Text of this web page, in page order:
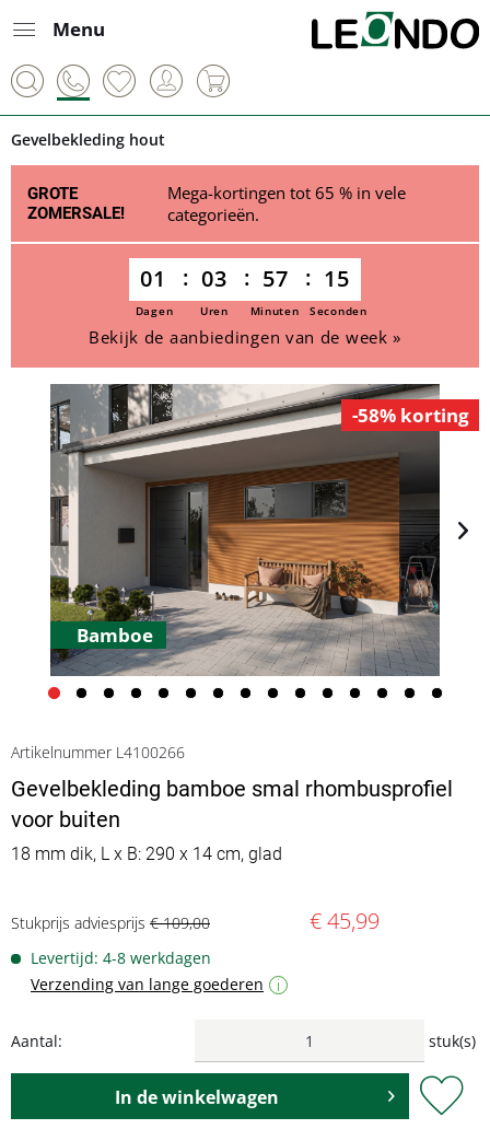
Menu
Gevelbekleding hout
GROTE
ZOMERSALE!
Mega-kortingen tot 65 % in vele
categorieën.
01 03 57 15
Dagen Uren Minuten Seconden
Bekijk de aanbiedingen van de week »
-58% korting
Bamboe
Artikelnummer L4100266
Gevelbekleding bamboe smal rhombusprofiel
voor buiten
18 mm dik, L x B: 290 x 14 cm, glad
Stukprijs adviesprijs € 109,00 € 45,99
Levertijd: 4-8 werkdagen
Verzending van lange goederen
i
Aantal: stuk(s)
In dewinkelwagen